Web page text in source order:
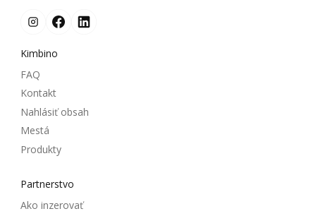
Kimbino
FAQ
Kontakt
Nahlásiť obsah
Mestá
Produkty
Partnerstvo
Ako inzerovať